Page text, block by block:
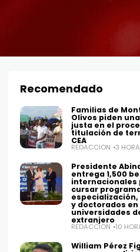
Recomendado
Familias de
Olivos piden
justa en el
titulación de
CEA
REDACCIÓN 3
Presidente
entrega 1,500
internacionales
cursar
y doctorados en
universidades
extranjero
REDACCIÓN 10
William Pérez